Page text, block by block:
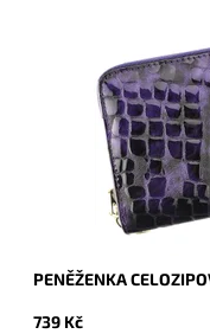
Velmi krásná
Novinka, která svým
nejednu ženu.
Dostupnost:
Skladem
1538
Gregorio
2 roky
PENĚŽENKA
739 Kč